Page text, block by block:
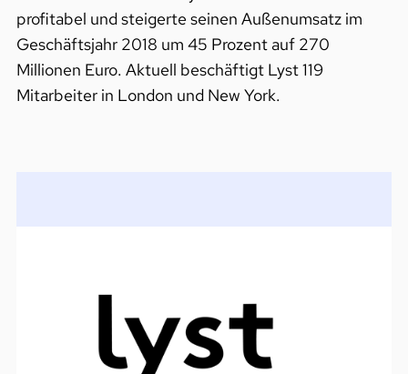
profitabel und steigerte seinen Außenumsatz im
Geschäftsjahr 2018 um 45 Prozent auf 270
Millionen Euro. Aktuell beschäftigt Lyst 119
Mitarbeiter in London und New York.